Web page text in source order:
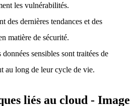
les vulnérabilités.
des dernières tendances et des
matière de sécurité.
sensibles sont traitées de
au long de leur cycle de vie.